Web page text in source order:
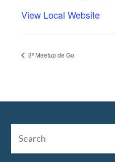
View Local Website
3º Meetup de Go